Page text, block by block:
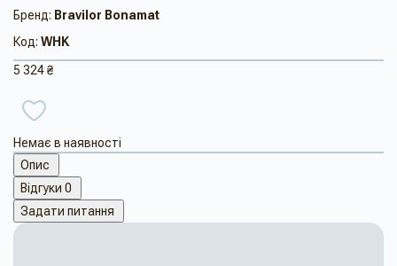
Бренд: Bravilor Bonamat
Код: WHK
5 324 ₴
Немає в наявності
Опис
Відгуки 0
Задати питання